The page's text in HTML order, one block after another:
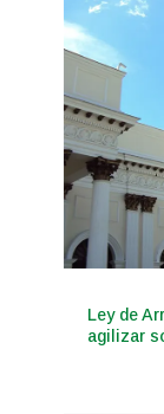
Ley de
agilizar